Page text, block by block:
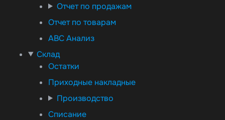
Отчет по продажам
Отчет по товарам
ABC Анализ
Склад
Остатки
Приходные накладные
Производство
Списание